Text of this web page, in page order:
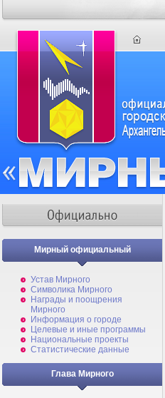
Мирный официальный
Устав Мирного
Символика Мирного
Награды и поощрения
Мирного
Информация о городе
Целевые и иные программы
Национальные проекты
Статистические данные
Глава Мирного